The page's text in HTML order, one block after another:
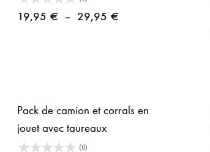
19,95 € – 29,95 €Plage
29,95 €
Pack de camion et corrals en
jouet avec taureaux
(0)